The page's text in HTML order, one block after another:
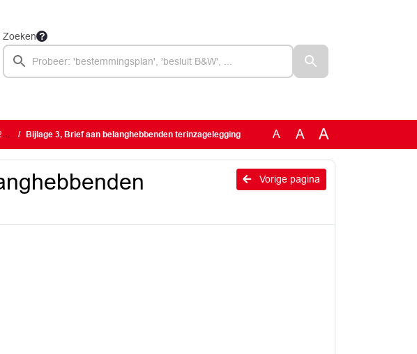
Zoeken
Bijlage 3, Brief aan belanghebbenden terinzagelegging A A A
Vorige pagina